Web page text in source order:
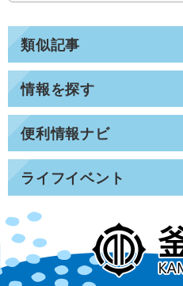
類似記事
情報を探す
便利情報ナビ
ライフイベント